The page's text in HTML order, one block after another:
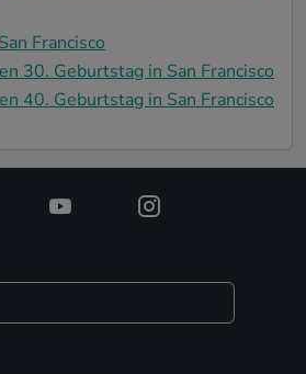
Francisco
30. Geburtstag in San Francisco
40. Geburtstag in San Francisco